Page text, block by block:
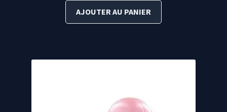
initial
était :
actuel
est :
AJOUTER AU PANIER